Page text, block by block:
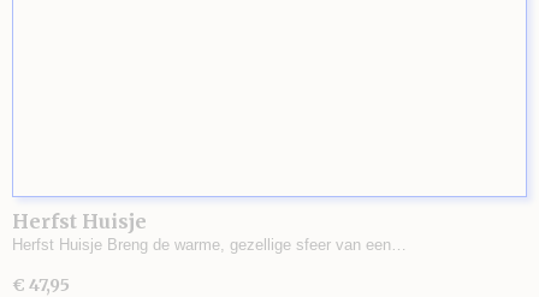
Herfst Huisje
Herfst Huisje Breng de warme, gezellige sfeer van een…
€ 47,95